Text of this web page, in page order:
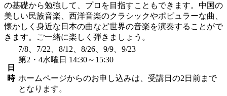
の基礎から勉強して、プロを目指すこともできます。中国の
美しい民族音楽、西洋音楽のクラシックやポピュラーな曲、
懐かしく身近な日本の曲など世界の音楽を演奏することがで
きます。ご一緒に楽しく弾きましょう。
日
時
7/8、7/22、8/12、8/26、9/9、9/23
第2・4水曜日 14:30～15:30
ホームページからのお申し込みは、受講日の2日前まで
となります。